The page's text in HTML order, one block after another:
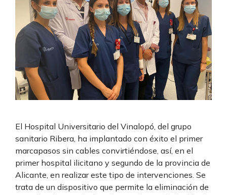
El Hospital Universitario del Vinalopó, del grupo
sanitario Ribera, ha implantado con éxito el primer
marcapasos sin cables convirtiéndose, así, en el
primer hospital ilicitano y segundo de la provincia de
Alicante, en realizar este tipo de intervenciones. Se
trata de un dispositivo que permite la eliminación de